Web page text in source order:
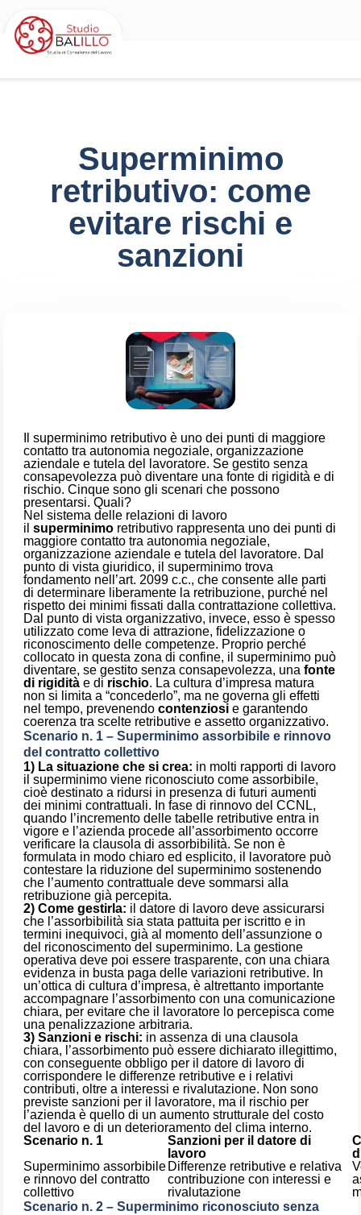
Superminimo
retributivo: come
evitare rischi e
sanzioni
Il superminimo retributivo è uno dei punti di maggiore
contatto tra autonomia negoziale, organizzazione
aziendale e tutela del lavoratore. Se gestito senza
consapevolezza può diventare una fonte di rigidità e di
rischio. Cinque sono gli scenari che possono
presentarsi. Quali?
Nel sistema delle relazioni di lavoro
ilsuperminimo retributivo rappresenta uno dei punti di
maggiore contatto tra autonomia negoziale,
organizzazione aziendale e tutela del lavoratore. Dal
punto di vista giuridico, il superminimo trova
fondamento nell’art. 2099 c.c., che consente alle parti
di determinare liberamente la retribuzione, purché nel
rispetto dei minimi fissati dalla contrattazione collettiva.
Dal punto di vista organizzativo, invece, esso è spesso
utilizzato come leva di attrazione, fidelizzazione o
riconoscimento delle competenze. Proprio perché
collocato in questa zona di confine, il superminimo può
diventare, se gestito senza consapevolezza, unafonte
di rigidità e di rischio. La cultura d’impresa matura
non si limita a “concederlo”, ma ne governa gli effetti
nel tempo, prevenendocontenziosi e garantendo
coerenza tra scelte retributive e assetto organizzativo.
Scenario n. 1 – Superminimo assorbibile e rinnovo
del contratto collettivo
1) La situazione che si crea: in molti rapporti di lavoro
il superminimo viene riconosciuto come assorbibile,
cioè destinato a ridursi in presenza di futuri aumenti
dei minimi contrattuali. In fase di rinnovo del CCNL,
quando l’incremento delle tabelle retributive entra in
vigore e l’azienda procede all’assorbimento occorre
verificare la clausola di assorbibilità. Se non è
formulata in modo chiaro ed esplicito, il lavoratore può
contestare la riduzione del superminimo sostenendo
che l’aumento contrattuale deve sommarsi alla
retribuzione già percepita.
2) Come gestirla: il datore di lavoro deve assicurarsi
che l’assorbibilità sia stata pattuita per iscritto e in
termini inequivoci, già al momento dell’assunzione o
del riconoscimento del superminimo. La gestione
operativa deve poi essere trasparente, con una chiara
evidenza in busta paga delle variazioni retributive. In
un’ottica di cultura d’impresa, è altrettanto importante
accompagnare l’assorbimento con una comunicazione
chiara, per evitare che il lavoratore lo percepisca come
una penalizzazione arbitraria.
3) Sanzioni e rischi: in assenza di una clausola
chiara, l’assorbimento può essere dichiarato illegittimo,
con conseguente obbligo per il datore di lavoro di
corrispondere le differenze retributive e i relativi
contributi, oltre a interessi e rivalutazione. Non sono
previste sanzioni per il lavoratore, ma il rischio per
l’azienda è quello di un aumento strutturale del costo
del lavoro e di un deterioramento del clima interno.
Scenario n. 1
Sanzioni per il datore di
lavoro
Superminimo assorbibile
e rinnovo del contratto
collettivo
Differenze retributive e relativa
contribuzione con interessi e
rivalutazione
Scenario n. 2 – Superminimo riconosciuto senza